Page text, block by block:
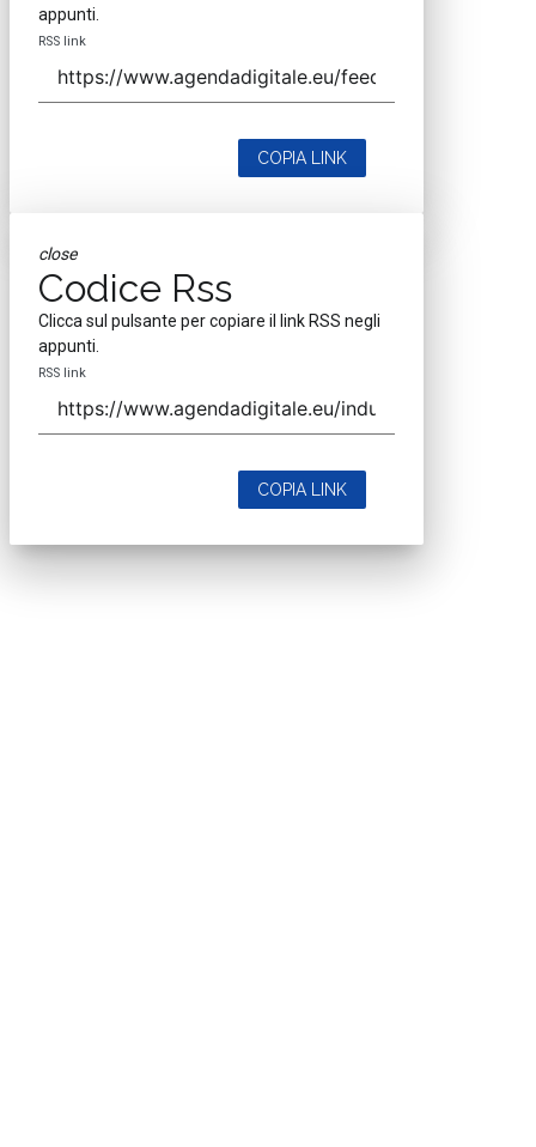
appunti.
RSS link
COPIA LINK
close
Codice Rss
Clicca sul pulsante per copiare il link RSS negli
appunti.
RSS link
COPIA LINK